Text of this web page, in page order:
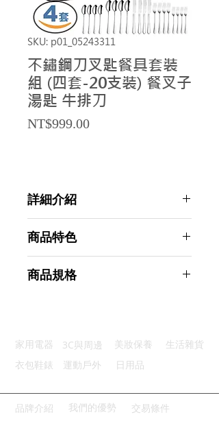
SKU: p01_05243311
不鏽鋼刀叉匙餐具套裝
組 (四套-20支裝) 餐叉子
湯匙 牛排刀
NT$999.00Price
詳細介紹
商品特色
握感舒適：細膩手感用餐備感舒適
商品規格
主要材質：不鏽鋼
商品尺寸：24*7*5cm
產地名稱：中國大陸
代理商：亞桓有限公司
家用電器 3C與周邊 美妝保養
生活雜貨
衣包鞋錶
運動戶外 日用品
品牌介紹 我們的優勢 交易條件